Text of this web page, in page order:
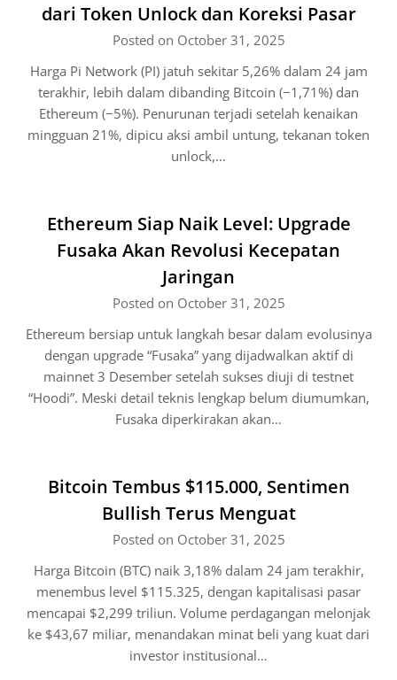
dari Token Unlock dan Koreksi Pasar
Posted on October 31, 2025
Harga Pi Network (PI) jatuh sekitar 5,26% dalam 24 jam
terakhir, lebih dalam dibanding Bitcoin (−1,71%) dan
Ethereum (−5%). Penurunan terjadi setelah kenaikan
mingguan 21%, dipicu aksi ambil untung, tekanan token
unlock,…
Ethereum Siap Naik Level: Upgrade
Fusaka Akan Revolusi Kecepatan
Jaringan
Posted on October 31, 2025
Ethereum bersiap untuk langkah besar dalam evolusinya
dengan upgrade “Fusaka” yang dijadwalkan aktif di
mainnet 3 Desember setelah sukses diuji di testnet
“Hoodi”. Meski detail teknis lengkap belum diumumkan,
Fusaka diperkirakan akan…
Bitcoin Tembus $115.000, Sentimen
Bullish Terus Menguat
Posted on October 31, 2025
Harga Bitcoin (BTC) naik 3,18% dalam 24 jam terakhir,
menembus level $115.325, dengan kapitalisasi pasar
mencapai $2,299 triliun. Volume perdagangan melonjak
ke $43,67 miliar, menandakan minat beli yang kuat dari
investor institusional…